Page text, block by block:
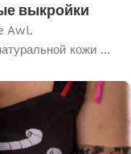
выкройки
Awl.
кожи ...